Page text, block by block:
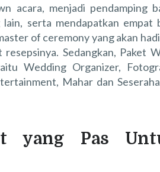
acara, menjadi pendamping
serta mendapatkan empat
of ceremony yang akan
Sedangkan, Paket
Wedding Organizer,
Mahar dan
yang Pas